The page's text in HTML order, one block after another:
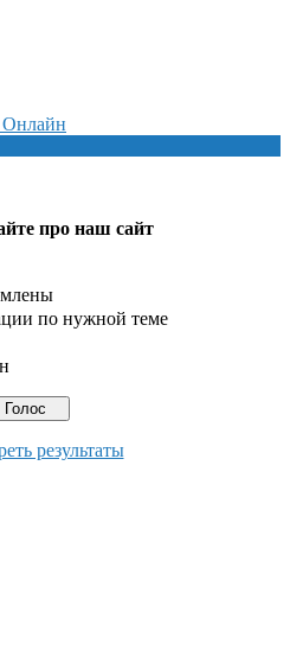
Онлайн
про наш сайт
по нужной теме
результаты